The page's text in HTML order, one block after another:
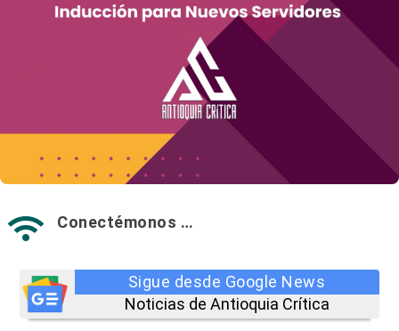
 Conectémonos …
Sigue desde Google News
Noticias de Antioquia Crítica